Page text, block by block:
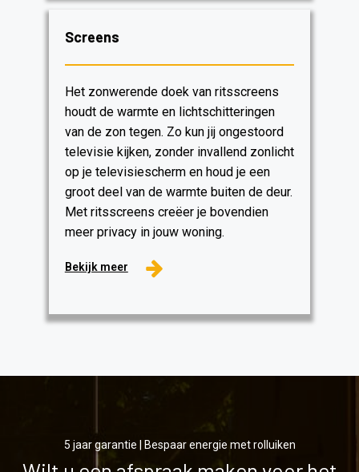
Screens
Het zonwerende doek van ritsscreens
houdt de warmte en lichtschitteringen
van de zon tegen. Zo kun jij ongestoord
televisie kijken, zonder invallend zonlicht
op je televisiescherm en houd je een
groot deel van de warmte buiten de deur.
Met ritsscreens creëer je bovendien
meer privacy in jouw woning.
Bekijk meer
5 jaar garantie | Bespaar energie met rolluiken